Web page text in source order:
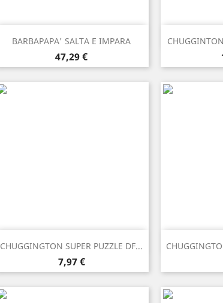
BARBAPAPA' SALTA E IMPARA
Prezzo
47,29 €
Anteprima 
CHUGGINGTON SUPER PUZZLE DF...
Prezzo
7,97 €
Anteprima 